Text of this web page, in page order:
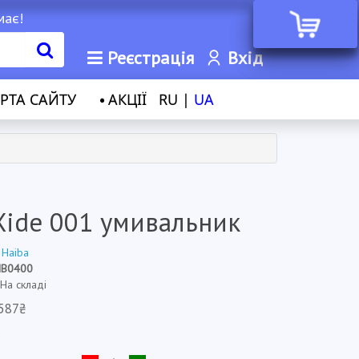
Реєстрація Вхід
САЙТУ АКЦІЇ RU | UA
001 умивальник
Haiba
складі